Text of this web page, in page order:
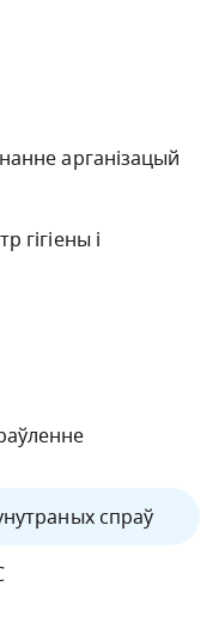
арганізацый
гігіены і
спраў